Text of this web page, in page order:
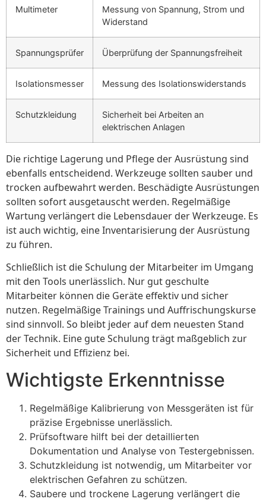
Multimeter
Messung von Spannung, Strom und
Widerstand
Spannungsprüfer Überprüfung der Spannungsfreiheit
Isolationsmesser Messung des Isolationswiderstands
Schutzkleidung
Sicherheit bei Arbeiten an
elektrischen Anlagen
Die richtige Lagerung und Pflege der Ausrüstung sind
ebenfalls entscheidend. Werkzeuge sollten sauber und
trocken aufbewahrt werden. Beschädigte Ausrüstungen
sollten sofort ausgetauscht werden. Regelmäßige
Wartung verlängert die Lebensdauer der Werkzeuge. Es
ist auch wichtig, eine Inventarisierung der Ausrüstung
zu führen.
Schließlich ist die Schulung der Mitarbeiter im Umgang
mit den Tools unerlässlich. Nur gut geschulte
Mitarbeiter können die Geräte effektiv und sicher
nutzen. Regelmäßige Trainings und Auffrischungskurse
sind sinnvoll. So bleibt jeder auf dem neuesten Stand
der Technik. Eine gute Schulung trägt maßgeblich zur
Sicherheit und Effizienz bei.
Wichtigste Erkenntnisse
Regelmäßige Kalibrierung von Messgeräten ist für
präzise Ergebnisse unerlässlich.
Prüfsoftware hilft bei der detaillierten
Dokumentation und Analyse von Testergebnissen.
Schutzkleidung ist notwendig, um Mitarbeiter vor
elektrischen Gefahren zu schützen.
Saubere und trockene Lagerung verlängert die